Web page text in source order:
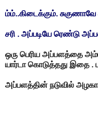
ம்ம்..கிடைக்கும். சுகுணாவே
சரி . அப்படியே ரெண்டு
ஒரு பெரிய அப்பளத்தை
யார்டா கொடுத்தது இதை .
அப்பளத்தின் நடுவில்